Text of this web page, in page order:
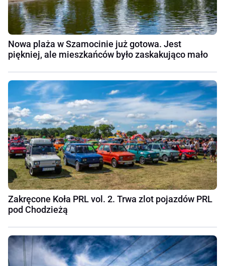
Nowa plaża w Szamocinie już gotowa. Jest
piękniej, ale mieszkańców było zaskakująco mało
Zakręcone Koła PRL vol. 2. Trwa zlot pojazdów PRL
pod Chodzieżą